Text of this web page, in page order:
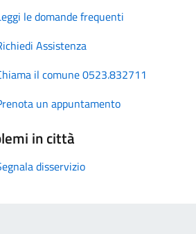
le domande frequenti
Assistenza
il comune 0523.832711
un appuntamento
in città
disservizio